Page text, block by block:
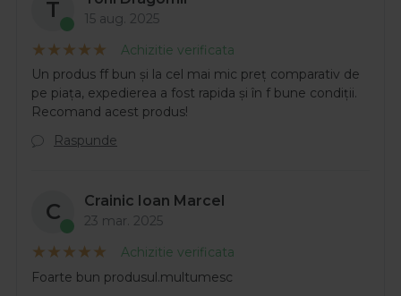
T
15 aug. 2025
Achizitie verificata
Un produs ff bun și la cel mai mic preț comparativ de
pe piața, expedierea a fost rapida și în f bune condiții.
Recomand acest produs!
Raspunde
C Crainic Ioan Marcel
23 mar. 2025
Achizitie verificata
Foarte bun produsul.multumesc